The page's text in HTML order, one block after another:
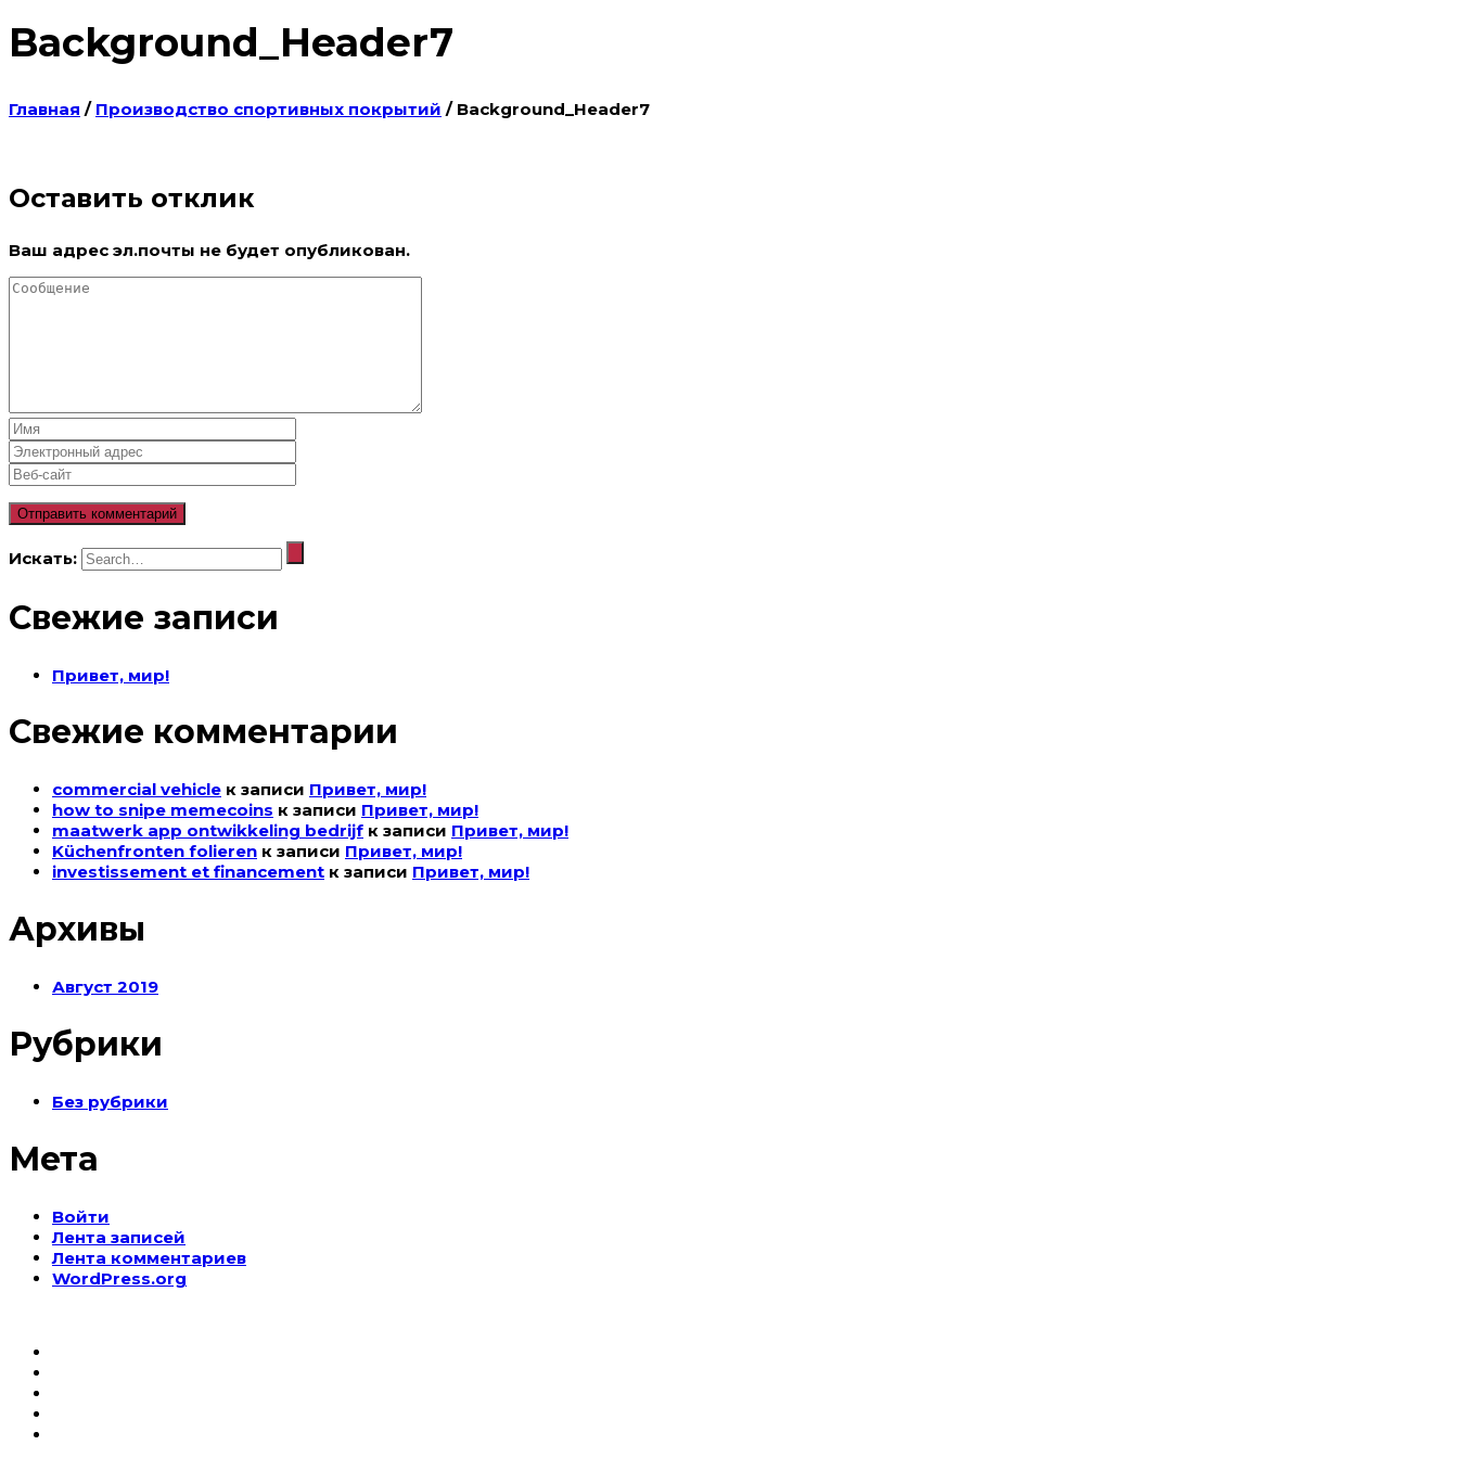
Background_Header7
Главная / Производство спортивных покрытий / Background_Header7
Оставить отклик
Ваш адрес эл.почты не будет опубликован.
Искать:
Свежие записи
Привет, мир!
Свежие комментарии
commercial vehicle к записи Привет, мир!
how to snipe memecoins к записи Привет, мир!
maatwerk app ontwikkeling bedrijf к записи Привет, мир!
Küchenfronten folieren к записи Привет, мир!
investissement et financement к записи Привет, мир!
Архивы
Август 2019
Рубрики
Без рубрики
Мета
Войти
Лента записей
Лента комментариев
WordPress.org